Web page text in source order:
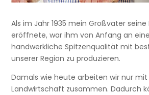
Als im Jahr 1935 mein Großvater
eröffnete, war ihm von Anfang an
handwerkliche Spitzenqualität mit
unserer Region zu produzieren.
Damals wie heute arbeiten wir nur
Landwirtschaft zusammen. Dadurch